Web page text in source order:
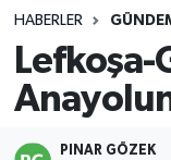
HABERLER
PINAR GÖZEK